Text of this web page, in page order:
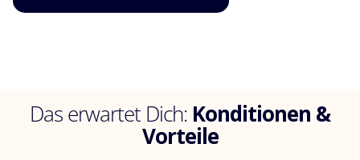
Das erwartet Dich: Konditionen &
Vorteile